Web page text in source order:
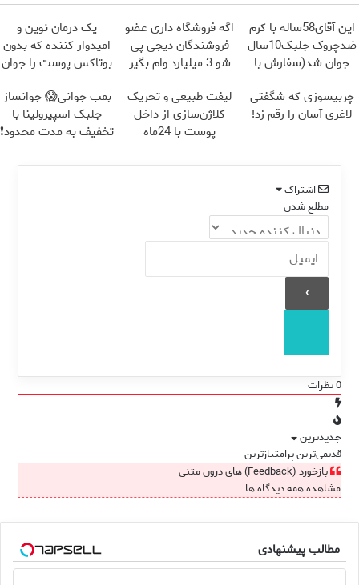
این آقای58ساله با کرم
ضدچروک جلبک10سال
جوان شد(سفارش با
اگه فروشگاه داری عضو
فروشندگان دیجی پی
شو 3 میلیارد وام بگیر
یک درمان نوین و
امیدوار کننده که بدون
بوتاکس پوست را جوان
چربیسوزی که شگفتی
لاغری آسان را رقم زد!
لیفت طبیعی و تحریک
کلاژن‌سازی از داخل
پوست با 24ماه
بمب جوانی😱 جوانساز
جلبک اسپیرولینا با
تخفیف به مدت محدود❗
اشتراک
مطلع شدن
0نظرات
جدیدترین
قدیمی‌ترینپرامتیازترین
بازخورد (Feedback) های درون متنی
مشاهده همه دیدگاه ها
مطالب پیشنهادی